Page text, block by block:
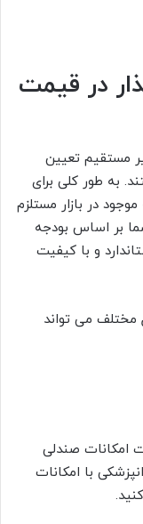
در قیمت
مستقیم تعیین
به طور کلی برای
در بازار مستلزم
بر اساس بودجه
و با کیفیت
مختلف می تواند
امکانات صندلی
با امکانات